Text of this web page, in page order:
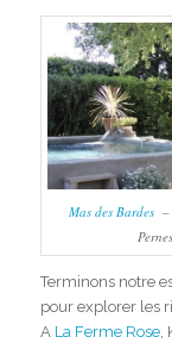
Mas des Bardes –
Terminons notre
pour explorer les
A La Ferme Rose,